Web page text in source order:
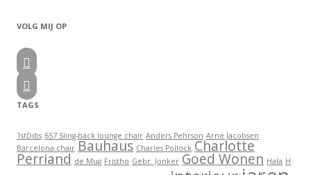
VOLG MIJ OP


TAGS
1stDibs 657 Sling-back lounge chair Anders Pehrson Arne Jacobsen
Barcelona chair Bauhaus Charles Pollock Charlotte
Perriand de Mug Fristho Gebr. Jonker Goed Wonen Hala H